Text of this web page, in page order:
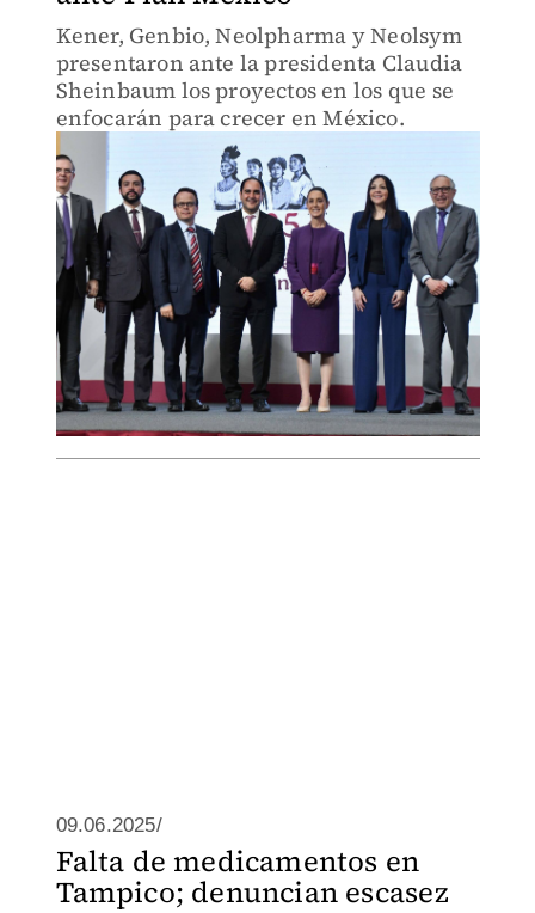
Kener, Genbio, Neolpharma y Neolsym
presentaron ante la presidenta Claudia
Sheinbaum los proyectos en los que se
enfocarán para crecer en México.
09.06.2025/
Falta de medicamentos en
Tampico; denuncian escasez